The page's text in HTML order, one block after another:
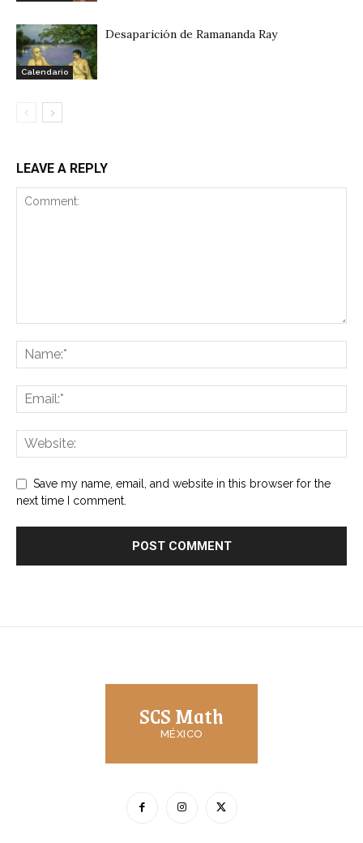
Calendario
Desaparición de Ramananda Ray
LEAVE A REPLY
Save my name, email, and website in this browser for the
next time I comment.
SCS Math
MÉXICO